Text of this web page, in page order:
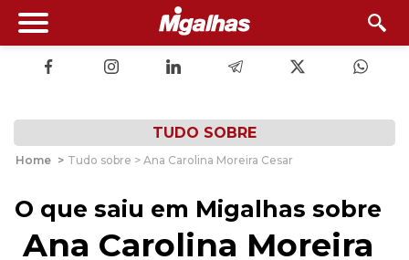
TUDO SOBRE
Home > Tudo sobre > Ana Carolina Moreira Cesar
O que saiu em Migalhas sobre
Ana Carolina Moreira